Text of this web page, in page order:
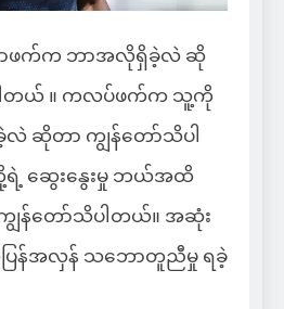
ာဖက်က ဘာအလိုရှိခဲ့လဲ ဆို
ါတယ် ။ ကလပ်ဖက်က သူ့ကို
ဆိုတာ ကျွန်တော်သိပါ
ရဲ့ ဆွေးနွေးမှု ဘယ်အထိ
န်တော်သိပါတယ်။ အဆုံး
ပြန်အလှန် သဘောတူညီမှု ရခဲ့